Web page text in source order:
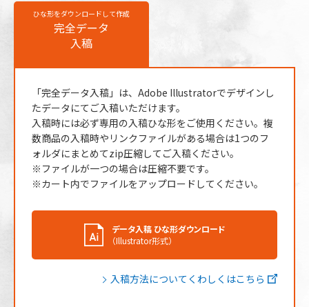
名入れ色
生じる場合がございます。
ひな形をダウンロードして作成
完全データ
入稿
「完全データ入稿」は、Adobe Illustratorでデザインし
たデータにてご入稿いただけます。
入稿時には必ず専用の入稿ひな形をご使用ください。複
数商品の入稿時やリンクファイルがある場合は1つのフ
ォルダにまとめてzip圧縮してご入稿ください。
※ファイルが一つの場合は圧縮不要です。
※カート内でファイルをアップロードしてください。
データ入稿 ひな形ダウンロード
（Illustrator形式）
入稿方法についてくわしくはこちら